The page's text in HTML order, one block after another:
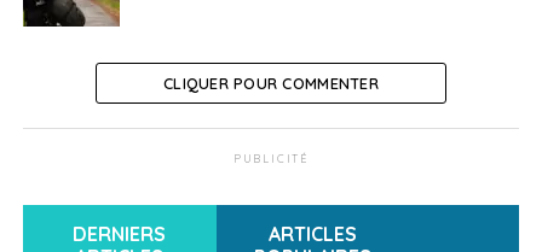
CLIQUER POUR COMMENTER
PUBLICITÉ
DERNIERS
ARTICLES